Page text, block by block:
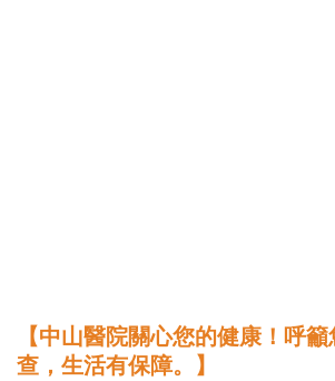
【中山醫院關心您的健康！呼
查，生活有保障。】